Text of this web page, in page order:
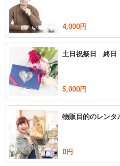
4,000円
土日祝祭日 終
5,000円
物販目的のレンタ
0円